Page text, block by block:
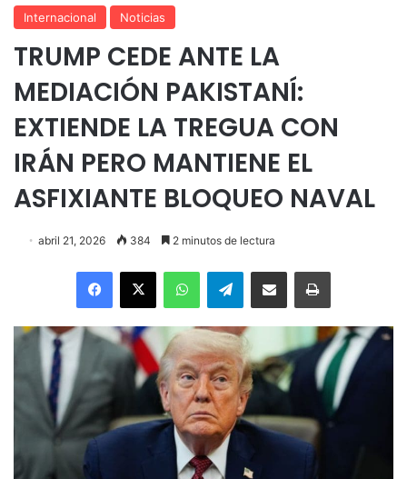
Internacional Noticias
TRUMP CEDE ANTE LA
MEDIACIÓN PAKISTANÍ:
EXTIENDE LA TREGUA CON
IRÁN PERO MANTIENE EL
ASFIXIANTE BLOQUEO NAVAL
abril 21, 2026 384 2 minutos de lectura
Facebook
X WhatsAppTelegramEnviar vía email Imprimir